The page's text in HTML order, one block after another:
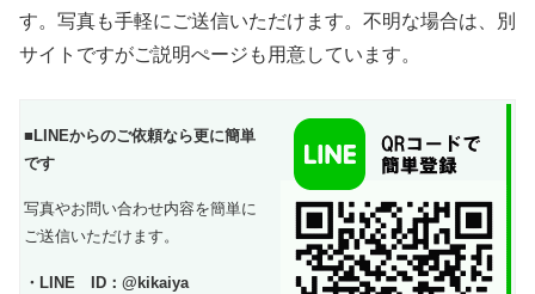
す。写真も手軽にご送信いただけます。不明な場合は、別
サイトですがご説明ぺージも用意しています。
■LINEからのご依頼なら更に簡単
です
写真やお問い合わせ内容を簡単に
ご送信いただけます。
・LINE ID：@kikaiya